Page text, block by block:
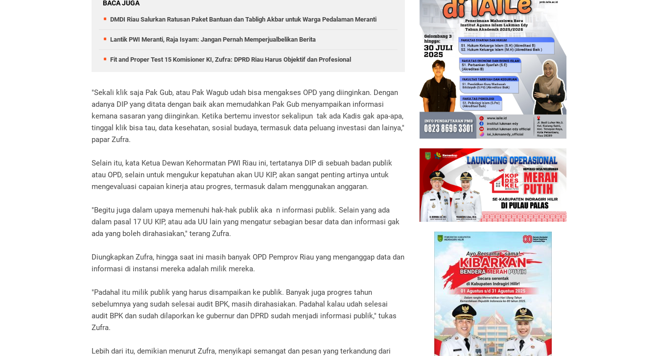
BACA JUGA
DMDI Riau Salurkan Ratusan Paket Bantuan dan Tabligh Akbar untuk Warga Pedalaman Meranti
Lantik PWI Meranti, Raja Isyam: Jangan Pernah Memperjualbelikan Berita
Fit and Proper Test 15 Komisioner KI, Zufra: DPRD Riau Harus Objektif dan Profesional
"Sekali klik saja Pak Gub, atau Pak Wagub udah bisa mengakses OPD yang diinginkan. Dengan
adanya DIP yang ditata dengan baik akan memudahkan Pak Gub menyampaikan informasi
kemana sasaran yang diinginkan. Ketika bertemu investor sekalipun tak ada Kadis gak apa-apa,
tinggal klik bisa tau, data kesehatan, sosial budaya, termasuk data peluang investasi dan lainya,"
papar Zufra.
Selain itu, kata Ketua Dewan Kehormatan PWI Riau ini, tertatanya DIP di sebuah badan publik
atau OPD, selain untuk mengukur kepatuhan akan UU KIP, akan sangat penting artinya untuk
mengevaluasi capaian kinerja atau progres, termasuk dalam menggunakan anggaran.
"Begitu juga dalam upaya memenuhi hak-hak publik aka n informasi publik. Selain yang ada
dalam pasal 17 UU KIP, atau ada UU lain yang mengatur sebagian besar data dan informasi gak
ada yang boleh dirahasiakan," terang Zufra.
Diungkapkan Zufra, hingga saat ini masih banyak OPD Pemprov Riau yang menganggap data dan
informasi di instansi mereka adalah milik mereka.
"Padahal itu milik publik yang harus disampaikan ke publik. Banyak juga progres tahun
sebelumnya yang sudah selesai audit BPK, masih dirahasiakan. Padahal kalau udah selesai
audit BPK dan sudah dilaporkan ke gubernur dan DPRD sudah menjadi informasi publik," tukas
Zufra.
Lebih dari itu, demikian menurut Zufra, menyikapi semangat dan pesan yang terkandung dari